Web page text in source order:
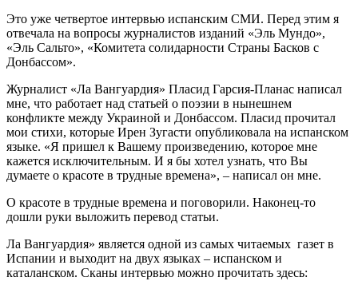
Это уже четвертое интервью испанским СМИ. Перед этим я
отвечала на вопросы журналистов изданий «Эль Мундо»,
«Эль Сальто», «Комитета солидарности Страны Басков с
Донбассом».
Журналист «Ла Вангуардия» Пласид Гарсия-Планас написал
мне, что работает над статьей о поэзии в нынешнем
конфликте между Украиной и Донбассом. Пласид прочитал
мои стихи, которые Ирен Зугасти опубликовала на испанском
языке. «Я пришел к Вашему произведению, которое мне
кажется исключительным. И я бы хотел узнать, что Вы
думаете о красоте в трудные времена», – написал он мне.
О красоте в трудные времена и поговорили. Наконец-то
дошли руки выложить перевод статьи.
Ла Вангуардия» является одной из самых читаемых газет в
Испании и выходит на двух языках – испанском и
каталанском. Сканы интервью можно прочитать здесь: